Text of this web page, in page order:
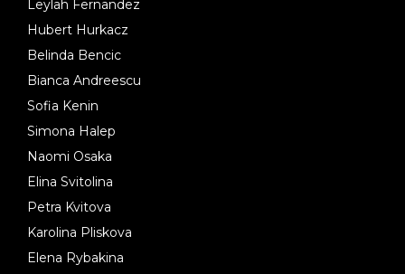
Leylah Fernandez
Hubert Hurkacz
Belinda Bencic
Bianca Andreescu
Sofia Kenin
Simona Halep
Naomi Osaka
Elina Svitolina
Petra Kvitova
Karolina Pliskova
Elena Rybakina